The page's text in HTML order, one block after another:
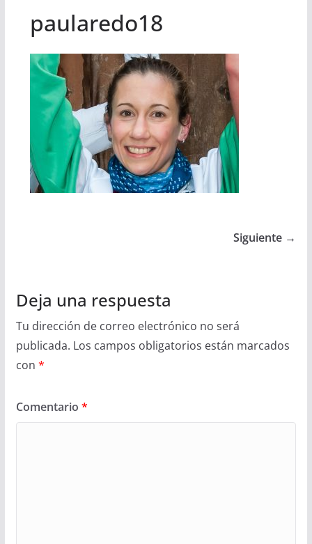
paularedo18
Siguiente →
Deja una respuesta
Tu dirección de correo electrónico no será
publicada. Los campos obligatorios están marcados
con *
Comentario *